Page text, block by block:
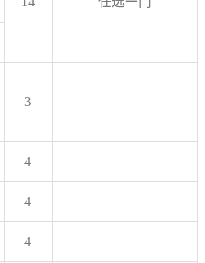
3
4
4
4